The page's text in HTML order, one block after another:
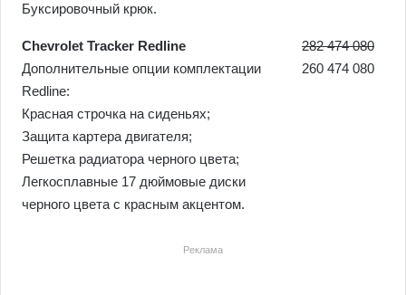
Буксировочный крюк.
Chevrolet Tracker Redline
Дополнительные опции комплектации
Redline:
Красная строчка на сиденьях;
Защита картера двигателя;
Решетка радиатора черного цвета;
Легкосплавные 17 дюймовые диски
черного цвета с красным акцентом.
282 474 080
260 474 080
Реклама